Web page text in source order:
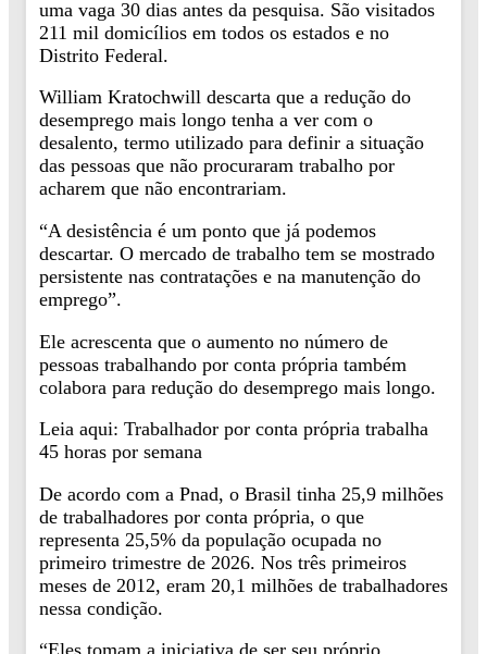
uma vaga 30 dias antes da pesquisa. São visitados
211 mil domicílios em todos os estados e no
Distrito Federal.
William Kratochwill descarta que a redução do
desemprego mais longo tenha a ver com o
desalento, termo utilizado para definir a situação
das pessoas que não procuraram trabalho por
acharem que não encontrariam.
“A desistência é um ponto que já podemos
descartar. O mercado de trabalho tem se mostrado
persistente nas contratações e na manutenção do
emprego”.
Ele acrescenta que o aumento no número de
pessoas trabalhando por conta própria também
colabora para redução do desemprego mais longo.
Leia aqui: Trabalhador por conta própria trabalha
45 horas por semana
De acordo com a Pnad, o Brasil tinha 25,9 milhões
de trabalhadores por conta própria, o que
representa 25,5% da população ocupada no
primeiro trimestre de 2026. Nos três primeiros
meses de 2012, eram 20,1 milhões de trabalhadores
nessa condição.